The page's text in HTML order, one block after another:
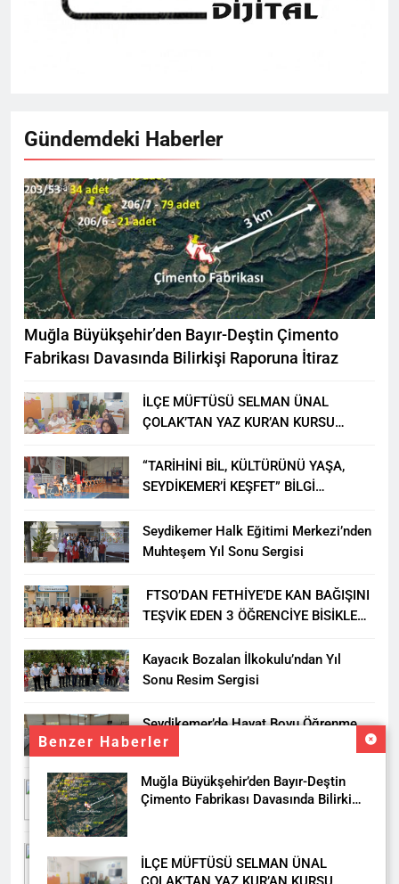
Benzer Haberler
Muğla Büyükşehir’den Bayır-Deştin
Çimento Fabrikası Davasında Bilirkişi
İLÇE MÜFTÜSÜ SELMAN ÜNAL
Gündemdeki Haberler
Muğla Büyükşehir’den Bayır-Deştin Çimento
Fabrikası Davasında Bilirkişi Raporuna İtiraz
İLÇE MÜFTÜSÜ SELMAN ÜNAL
ÇOLAK’TAN YAZ KUR’AN KURSU
“TARİHİNİ BİL, KÜLTÜRÜNÜ YAŞA,
SEYDİKEMER’İ KEŞFET” BİLGİ
Seydikemer Halk Eğitimi Merkezi’nden
Muhteşem Yıl Sonu Sergisi
FTSO’DAN FETHİYE’DE KAN BAĞIŞINI
TEŞVİK EDEN 3 ÖĞRENCİYE BİSİKLET
Kayacık Bozalan İlkokulu’ndan Yıl
Sonu Resim Sergisi
Seydikemer’de Hayat Boyu Öğrenme
Haftası Kadıköy Sergisiyle Başladı
DALAMAN KENT PARK PROJESİ İÇİN
BAŞKAN DURMUŞ’A YETKİ VERİLDİ
Seydikemer’de Akçay Deresi Tepkisi
Büyüyor: “Yetkililer Vatandaşın Sesini